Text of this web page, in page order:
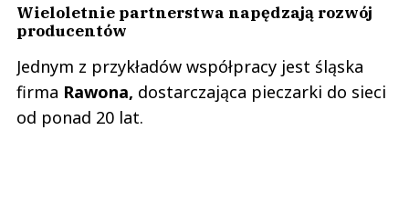
Wieloletnie partnerstwa napędzają rozwój
producentów
Jednym z przykładów współpracy jest śląska
firma Rawona, dostarczająca pieczarki do sieci
od ponad 20 lat.